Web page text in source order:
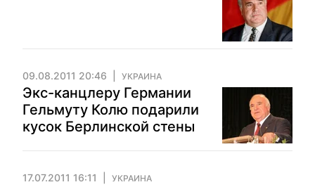
09.08.2011 20:46 УКРАИНА
Экс-канцлеру Германии
Гельмуту Колю подарили
кусок Берлинской стены
17.07.2011 16:11 УКРАИНА